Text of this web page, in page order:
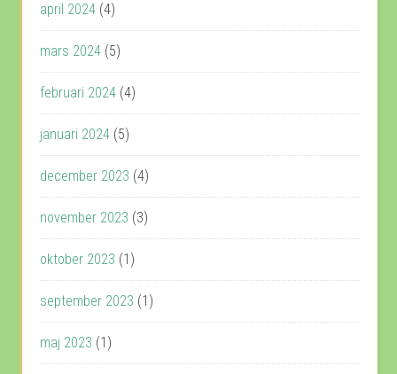
april 2024 (4)
mars 2024 (5)
februari 2024 (4)
januari 2024 (5)
december 2023 (4)
november 2023 (3)
oktober 2023 (1)
september 2023 (1)
maj 2023 (1)